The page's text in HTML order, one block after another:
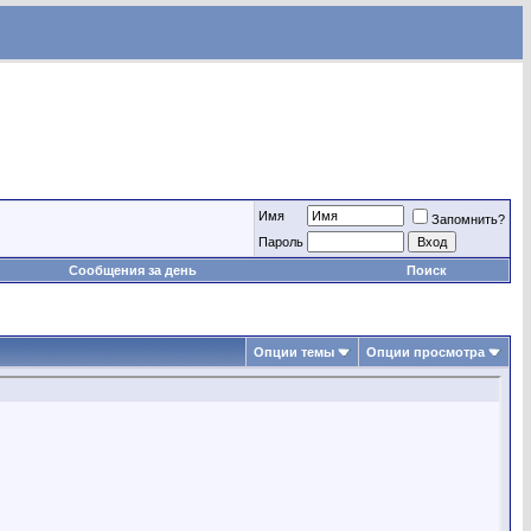
Имя
Запомнить?
Пароль
Сообщения за день
Поиск
Опции темы Опции просмотра